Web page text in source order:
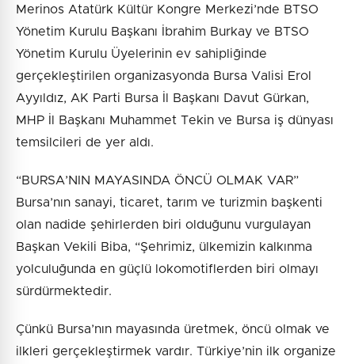
Merinos Atatürk Kültür Kongre Merkezi’nde BTSO
Yönetim Kurulu Başkanı İbrahim Burkay ve BTSO
Yönetim Kurulu Üyelerinin ev sahipliğinde
gerçekleştirilen organizasyonda Bursa Valisi Erol
Ayyıldız, AK Parti Bursa İl Başkanı Davut Gürkan,
MHP İl Başkanı Muhammet Tekin ve Bursa iş dünyası
temsilcileri de yer aldı.
“BURSA’NIN MAYASINDA ÖNCÜ OLMAK VAR”
Bursa’nın sanayi, ticaret, tarım ve turizmin başkenti
olan nadide şehirlerden biri olduğunu vurgulayan
Başkan Vekili Biba, “Şehrimiz, ülkemizin kalkınma
yolculuğunda en güçlü lokomotiflerden biri olmayı
sürdürmektedir.
Çünkü Bursa’nın mayasında üretmek, öncü olmak ve
ilkleri gerçekleştirmek vardır. Türkiye’nin ilk organize